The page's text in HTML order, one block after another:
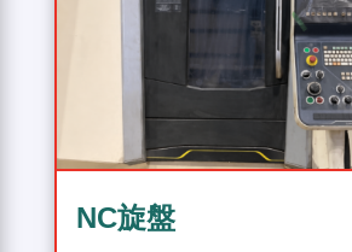
NC旋盤